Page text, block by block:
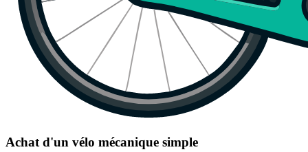
Achat d'un vélo mécanique simple